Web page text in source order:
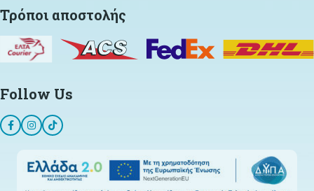
Τρόποι αποστολής
Follow Us